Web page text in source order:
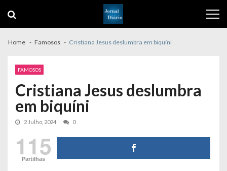
navigation
content
Home Famosos Cristiana Jesus deslumbra em biquíni
FAMOSOS
Cristiana Jesus deslumbra
em biquíni
2 Julho, 2024 0
115
Partilhas